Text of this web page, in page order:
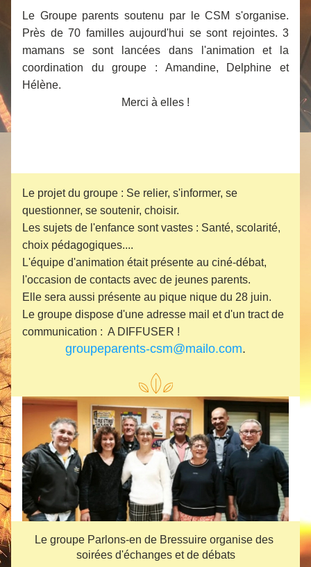
Le Groupe parents soutenu par le CSM s'organise.
Près de 70 familles aujourd'hui se sont rejointes. 3
mamans se sont lancées dans l'animation et la
coordination du groupe : Amandine, Delphine et
Hélène.
Merci à elles !
Le projet du groupe : Se relier, s'informer, se
questionner, se soutenir, choisir.
Les sujets de l'enfance sont vastes : Santé, scolarité,
choix pédagogiques....
L'équipe d'animation était présente au ciné-débat,
l'occasion de contacts avec de jeunes parents.
Elle sera aussi présente au pique nique du 28 juin.
Le groupe dispose d'une adresse mail et d'un tract de
communication :  A DIFFUSER !
groupeparents-csm@mailo.com.
Le groupe Parlons-en de Bressuire organise des
soirées d'échanges et de débats